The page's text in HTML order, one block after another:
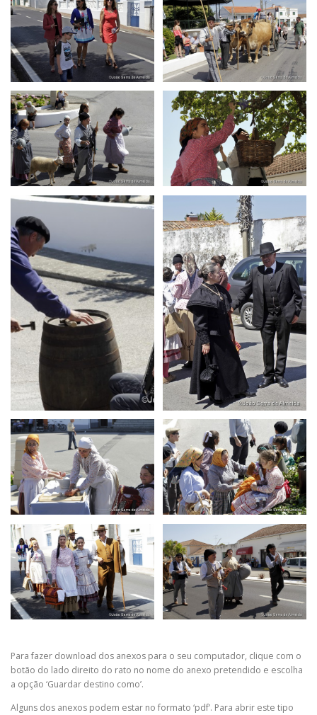
Para fazer download dos anexos para o seu computador, clique com o
botão do lado direito do rato no nome do anexo pretendido e escolha
a opção ‘Guardar destino como’.
Alguns dos anexos podem estar no formato ‘pdf’. Para abrir este tipo